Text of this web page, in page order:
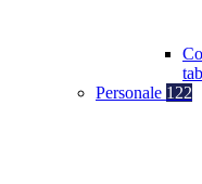
Personale 122